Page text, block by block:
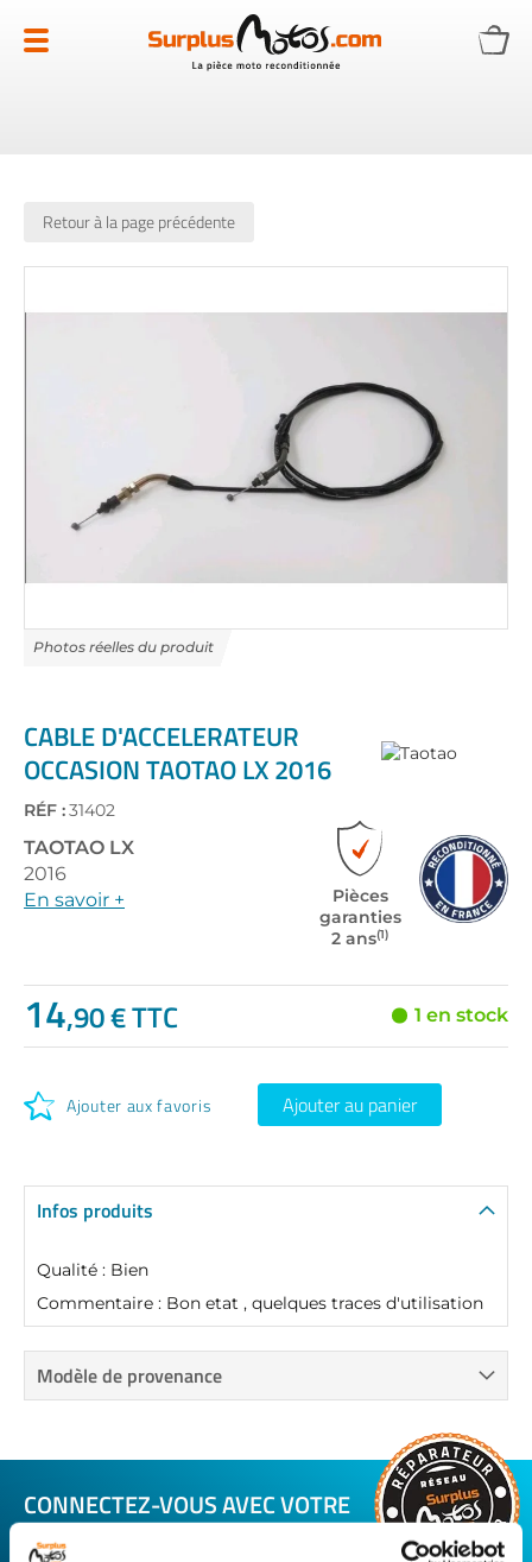
au
contenu
Retour à la page précédente
the
beginning
of
the
images
gallery
CABLE D'ACCELERATEUR
OCCASION TAOTAO LX 2016
RÉF :31402
TAOTAO LX
2016
En savoir +
Pièces
garanties
2 ans(1)
14,90 € TTC 1 en stock
Ajouter aux favoris Ajouter au panier
Infos produits
Qualité : Bien
Commentaire : Bon etat , quelques traces d'utilisation
Modèle de provenance
CONNECTEZ-VOUS AVEC VOTRE
RÉPARATEUR FAVORI